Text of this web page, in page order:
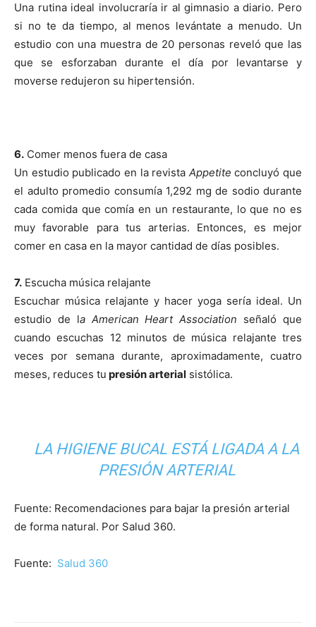
Una rutina ideal involucraría ir al gimnasio a diario. Pero
si no te da tiempo, al menos levántate a menudo. Un
estudio con una muestra de 20 personas reveló que las
que se esforzaban durante el día por levantarse y
moverse redujeron su hipertensión.
6. Comer menos fuera de casa
Un estudio publicado en la revista Appetite concluyó que
el adulto promedio consumía 1,292 mg de sodio durante
cada comida que comía en un restaurante, lo que no es
muy favorable para tus arterias. Entonces, es mejor
comer en casa en la mayor cantidad de días posibles.
7. Escucha música relajante
Escuchar música relajante y hacer yoga sería ideal. Un
estudio de la American Heart Association señaló que
cuando escuchas 12 minutos de música relajante tres
veces por semana durante, aproximadamente, cuatro
meses, reduces tu presión arterial sistólica.
LA HIGIENE BUCAL ESTÁ LIGADA A LA
PRESIÓN ARTERIAL
Fuente: Recomendaciones para bajar la presión arterial
de forma natural. Por Salud 360.
Fuente: Salud 360